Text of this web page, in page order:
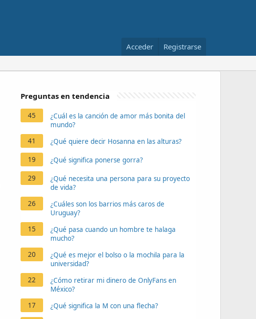
Acceder Registrarse
Preguntas en tendencia
45
¿Cuál es la canción de amor más bonita del
mundo?
41
¿Qué quiere decir Hosanna en las alturas?
19 ¿Qué significa ponerse gorra?
29
¿Qué necesita una persona para su proyecto
de vida?
26
¿Cuáles son los barrios más caros de
Uruguay?
15
¿Qué pasa cuando un hombre te halaga
mucho?
20
¿Qué es mejor el bolso o la mochila para la
universidad?
22
¿Cómo retirar mi dinero de OnlyFans en
México?
17
¿Qué significa la M con una flecha?